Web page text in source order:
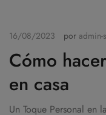
16/08/2023 por admin-
Cómo
en casa
Un Toque Personal en